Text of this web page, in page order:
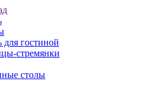
для гостиной
стремянки
столы